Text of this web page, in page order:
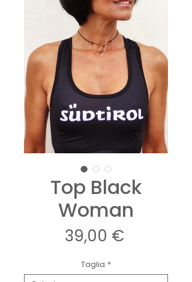
Top Black
Woman
39,00 €
Taglia *